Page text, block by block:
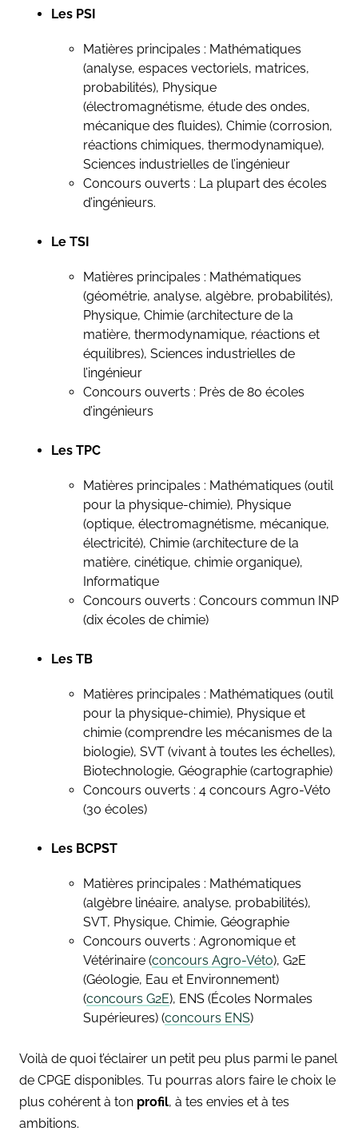
Les PSI
Matières principales : Mathématiques
(analyse, espaces vectoriels, matrices,
probabilités), Physique
(électromagnétisme, étude des ondes,
mécanique des fluides), Chimie (corrosion,
réactions chimiques, thermodynamique),
Sciences industrielles de l’ingénieur
Concours ouverts : La plupart des écoles
d’ingénieurs.
Le TSI
Matières principales : Mathématiques
(géométrie, analyse, algèbre, probabilités),
Physique, Chimie (architecture de la
matière, thermodynamique, réactions et
équilibres), Sciences industrielles de
l’ingénieur
Concours ouverts : Près de 80 écoles
d’ingénieurs
Les TPC
Matières principales : Mathématiques (outil
pour la physique-chimie), Physique
(optique, électromagnétisme, mécanique,
électricité), Chimie (architecture de la
matière, cinétique, chimie organique),
Informatique
Concours ouverts : Concours commun INP
(dix écoles de chimie)
Les TB
Matières principales : Mathématiques (outil
pour la physique-chimie), Physique et
chimie (comprendre les mécanismes de la
biologie), SVT (vivant à toutes les échelles),
Biotechnologie, Géographie (cartographie)
Concours ouverts : 4 concours Agro-Véto
(30 écoles)
Les BCPST
Matières principales : Mathématiques
(algèbre linéaire, analyse, probabilités),
SVT, Physique, Chimie, Géographie
Concours ouverts : Agronomique et
Vétérinaire (concours Agro-Véto), G2E
(Géologie, Eau et Environnement)
(concours G2E), ENS (Écoles Normales
Supérieures) (concours ENS)
Voilà de quoi t’éclairer un petit peu plus parmi le panel
de CPGE disponibles. Tu pourras alors faire le choix le
plus cohérent à ton profil, à tes envies et à tes
ambitions.